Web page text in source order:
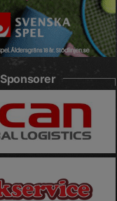
Sponsorer